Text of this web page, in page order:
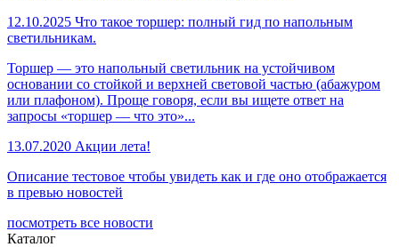
12.10.2025 Что такое торшер: полный гид по напольным
светильникам.
Торшер — это напольный светильник на устойчивом
основании со стойкой и верхней световой частью (абажуром
или плафоном). Проще говоря, если вы ищете ответ на
запросы «торшер — что это»...
13.07.2020 Акции лета!
Описание тестовое чтобы увидеть как и где оно отображается
в превью новостей
посмотреть все новости
Каталог